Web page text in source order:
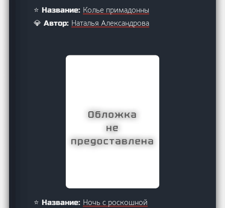
⭐ Название: Колье примадонны
💎 Автор: Наталья Александрова
⭐ Название: Ночь с роскошной